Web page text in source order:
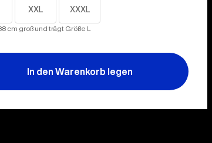
XXL XXXL
cm groß und trägt Größe L
In den Warenkorb legen